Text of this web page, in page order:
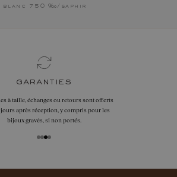
blanc 750 ‰ / saphir
garanties
à taille, échanges ou retours sont offerts
jours après réception, y compris pour les
bijoux gravés, si non portés.